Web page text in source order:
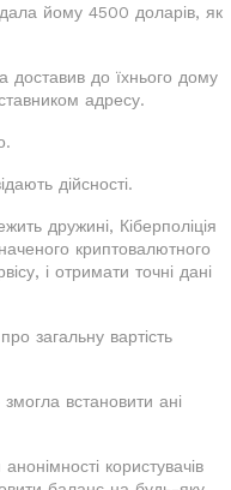
йому 4500 доларів, як
доставив до їхнього дому
адресу.
дійсності.
дружині, Кіберполіція
криптовалютного
і отримати точні дані
загальну вартість
встановити ані
користувачів